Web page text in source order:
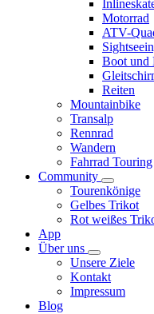
Motorrad
ATV-
Boot und
Reiten
Mountainbike
Transalp
Rennrad
Wandern
Fahrrad Touring
Community
Tourenkönige
Gelbes Trikot
Rot weißes
App
Über uns
Unsere Ziele
Kontakt
Impressum
Blog